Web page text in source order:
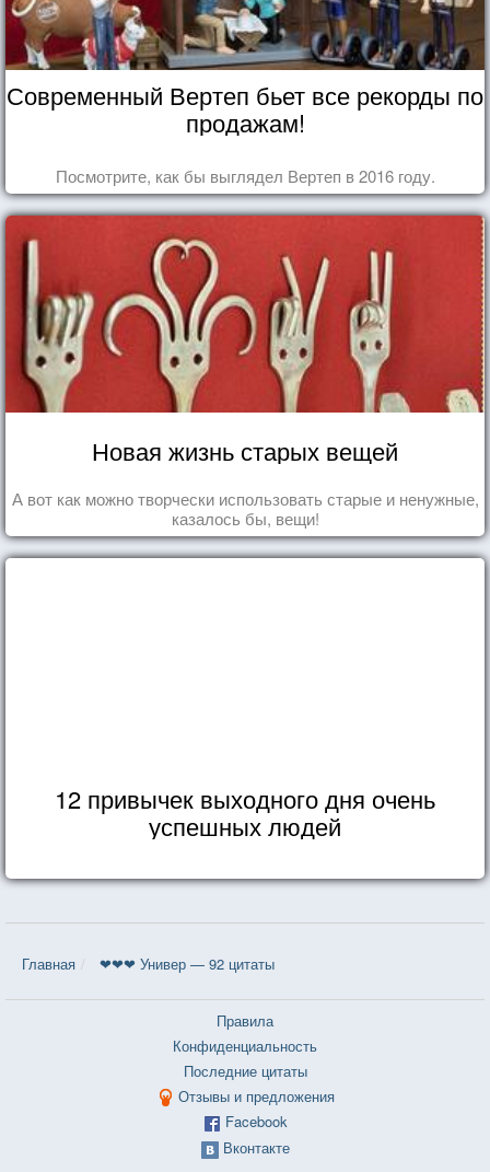
Современный Вертеп бьет все рекорды по
продажам!
Посмотрите, как бы выглядел Вертеп в 2016 году.
Новая жизнь старых вещей
А вот как можно творчески использовать старые и ненужные,
казалось бы, вещи!
12 привычек выходного дня очень
успешных людей
Главная ❤❤❤ Универ — 92 цитаты
Правила
Конфиденциальность
Последние цитаты
Отзывы и предложения
Facebook
Вконтакте